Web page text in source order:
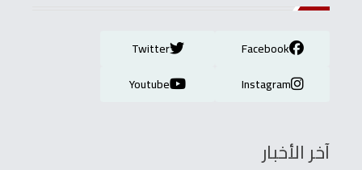
Facebook
Twitter
Instagram
Youtube
آخر الأخبار